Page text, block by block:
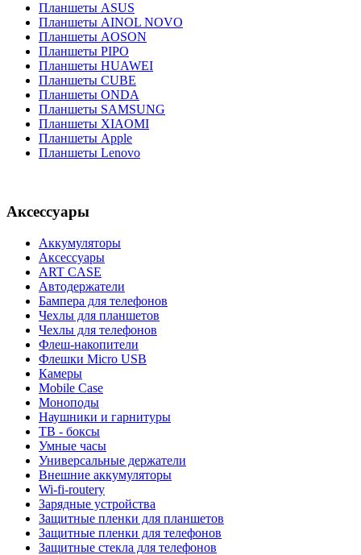
Планшеты ASUS
Планшеты AINOL NOVO
Планшеты AOSON
Планшеты PIPO
Планшеты HUAWEI
Планшеты CUBE
Планшеты ONDA
Планшеты SAMSUNG
Планшеты XIAOMI
Планшеты Apple
Планшеты Lenovo
Аксессуары
Аккумуляторы
Аксессуары
ART CASE
Автодержатели
Бампера для телефонов
Чехлы для планшетов
Чехлы для телефонов
Флеш-накопители
Флешки Micro USB
Камеры
Mobile Case
Моноподы
Наушники и гарнитуры
ТВ - боксы
Умные часы
Универсальные держатели
Внешние аккумуляторы
Wi-fi-routery
Зарядные устройства
Защитные пленки для планшетов
Защитные пленки для телефонов
Защитные стекла для телефонов